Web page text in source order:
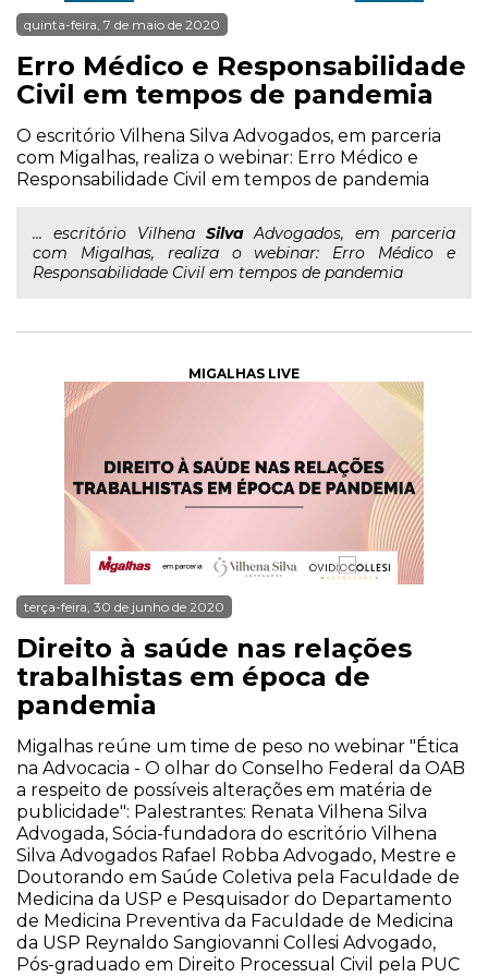
quinta-feira, 7 de maio de 2020
Erro Médico e Responsabilidade
Civil em tempos de pandemia
O escritório Vilhena Silva Advogados, em parceria
com Migalhas, realiza o webinar: Erro Médico e
Responsabilidade Civil em tempos de pandemia
... escritório Vilhena SilvaAdvogados, em parceria
com Migalhas, realiza o webinar: Erro Médico e
Responsabilidade Civil em tempos de pandemia
MIGALHAS LIVE
terça-feira, 30 de junho de 2020
Direito à saúde nas relações
trabalhistas em época de
pandemia
Migalhas reúne um time de peso no webinar "Ética
na Advocacia - O olhar do Conselho Federal da OAB
a respeito de possíveis alterações em matéria de
publicidade": Palestrantes: Renata Vilhena Silva
Advogada, Sócia-fundadora do escritório Vilhena
Silva Advogados Rafael Robba Advogado, Mestre e
Doutorando em Saúde Coletiva pela Faculdade de
Medicina da USP e Pesquisador do Departamento
de Medicina Preventiva da Faculdade de Medicina
da USP Reynaldo Sangiovanni Collesi Advogado,
Pós-graduado em Direito Processual Civil pela PUC